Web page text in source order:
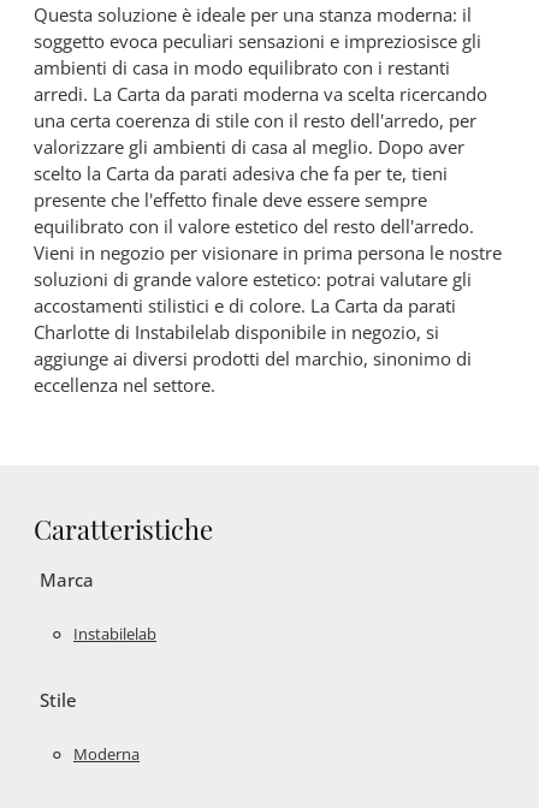
Questa soluzione è ideale per una stanza moderna: il
soggetto evoca peculiari sensazioni e impreziosisce gli
ambienti di casa in modo equilibrato con i restanti
arredi. La Carta da parati moderna va scelta ricercando
una certa coerenza di stile con il resto dell'arredo, per
valorizzare gli ambienti di casa al meglio. Dopo aver
scelto la Carta da parati adesiva che fa per te, tieni
presente che l'effetto finale deve essere sempre
equilibrato con il valore estetico del resto dell'arredo.
Vieni in negozio per visionare in prima persona le nostre
soluzioni di grande valore estetico: potrai valutare gli
accostamenti stilistici e di colore. La Carta da parati
Charlotte di Instabilelab disponibile in negozio, si
aggiunge ai diversi prodotti del marchio, sinonimo di
eccellenza nel settore.
Caratteristiche
Marca
Instabilelab
Stile
Moderna